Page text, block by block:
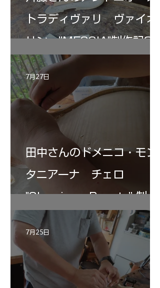
トラディヴァリ ヴァイオ
リン ”MESSIA"制作記33
田中さんのドメニコ・モン
タニアーナ チェロ
"Sleeping・Beauty” 制作
記 30
7月27日
7月25日